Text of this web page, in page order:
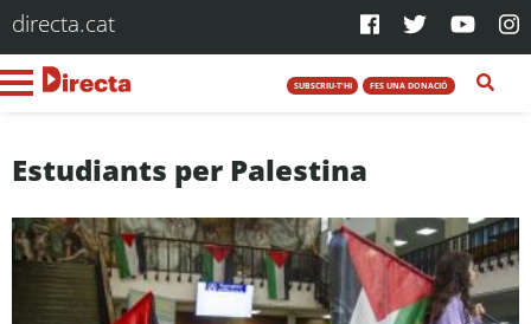
directa.cat
SUBSCRIU-T'HI FES UNA DONACIÓ
Estudiants per Palestina